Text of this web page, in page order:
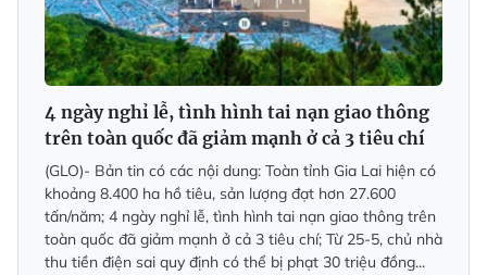
4 ngày nghỉ lễ, tình hình tai nạn giao thông
trên toàn quốc đã giảm mạnh ở cả 3 tiêu chí
(GLO)- Bản tin có các nội dung: Toàn tỉnh Gia Lai hiện có
khoảng 8.400 ha hồ tiêu, sản lượng đạt hơn 27.600
tấn/năm; 4 ngày nghỉ lễ, tình hình tai nạn giao thông trên
toàn quốc đã giảm mạnh ở cả 3 tiêu chí; Từ 25-5, chủ nhà
thu tiền điện sai quy định có thể bị phạt 30 triệu đồng...